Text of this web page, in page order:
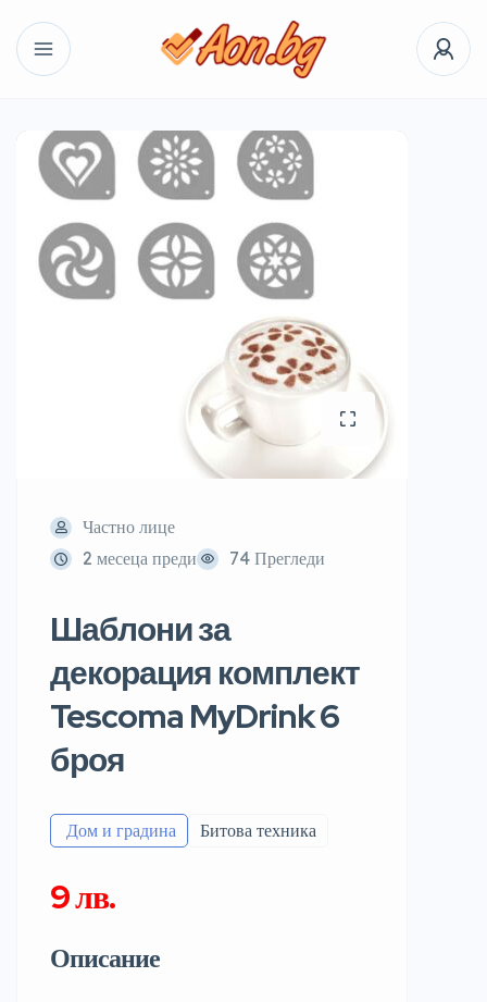
Частно лице
2 месеца преди
74 Прегледи
Шаблони за
декорация комплект
Tescoma MyDrink 6
броя
️ Дом и градина Битова техника
9 лв.
Описание